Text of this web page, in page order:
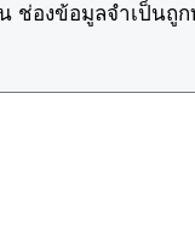
ช่องข้อมูลจำเป็นถูก